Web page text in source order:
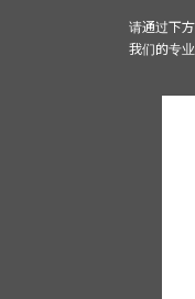
请通过下
我们的专